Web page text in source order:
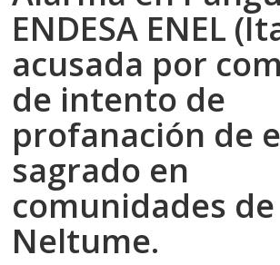
ENDESA ENEL
acusada por
de intento de
profanación de
sagrado en
comunidades
Neltume.